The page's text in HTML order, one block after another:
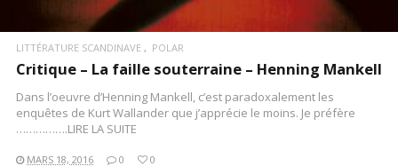
LITTÉRATURE SCANDINAVE POLAR
Critique – La faille souterraine – Henning Mankell
Dans l’oeuvre d’Henning Mankell, c’est paradoxalement les
enquêtes de Kurt Wallander que j’apprécie le moins. Je préfère
…………….LIRE LA SUITE
MARS 18, 2016 0 0